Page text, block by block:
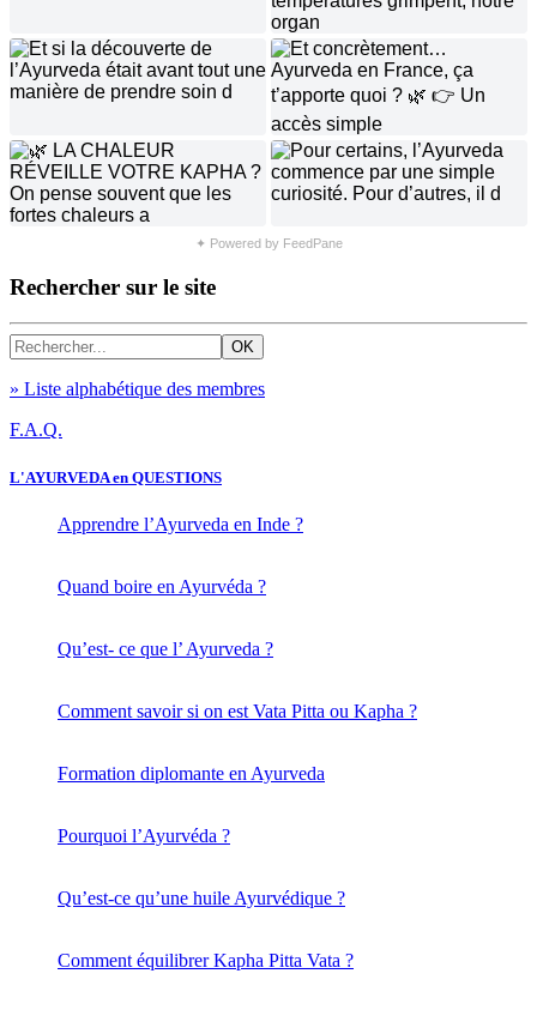
✦ Powered by FeedPane
Rechercher sur le site
» Liste alphabétique des membres
F.A.Q.
L'AYURVEDA en QUESTIONS
Apprendre l’Ayurveda en Inde ?
Quand boire en Ayurvéda ?
Qu’est- ce que l’ Ayurveda ?
Comment savoir si on est Vata Pitta ou Kapha ?
Formation diplomante en Ayurveda
Pourquoi l’Ayurvéda ?
Qu’est-ce qu’une huile Ayurvédique ?
Comment équilibrer Kapha Pitta Vata ?